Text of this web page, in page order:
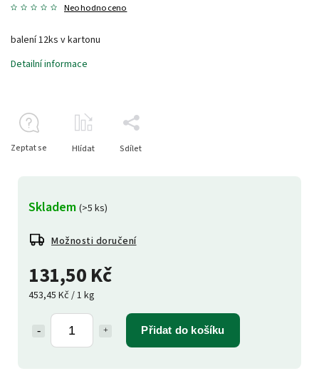
Neohodnoceno
131,50 Kč
453,45 Kč / 1 kg
Přidat do košíku
Skladem (>5 ks)
Možnosti doručení
balení 12ks v kartonu
Detailní informace
Zeptat se Hlídat Sdílet